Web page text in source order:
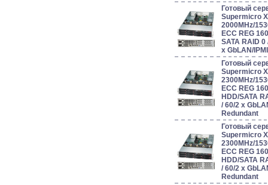
Готовый
Supermicro
2000MHz/
ECC REG
SATA RAID 0
x GbLAN/
Готовый
Supermicro
2300MHz/
ECC REG
HDD/SATA
/ 60/2 x
Redundant
Готовый
Supermicro
2300MHz/
ECC REG
HDD/SATA
/ 60/2 x
Redundant